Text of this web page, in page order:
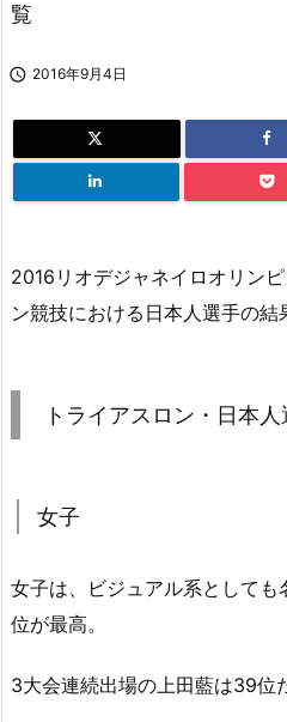
覧
 2016年9月4日
2016リオデジャネイロオリン
ン競技における日本人選手の結
トライアスロン・日本
女子
女子は、ビジュアル系としても
位が最高。
3大会連続出場の上田藍は39位